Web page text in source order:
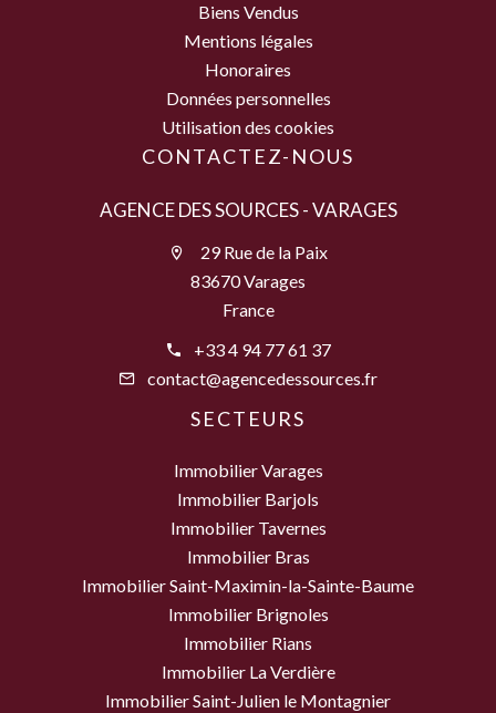
Biens Vendus
Mentions légales
Honoraires
Données personnelles
Utilisation des cookies
CONTACTEZ-NOUS
AGENCE DES SOURCES - VARAGES
29 Rue de la Paix
83670 Varages
France
+33 4 94 77 61 37
contact@agencedessources.fr
SECTEURS
Immobilier Varages
Immobilier Barjols
Immobilier Tavernes
Immobilier Bras
Immobilier Saint-Maximin-la-Sainte-Baume
Immobilier Brignoles
Immobilier Rians
Immobilier La Verdière
Immobilier Saint-Julien le Montagnier